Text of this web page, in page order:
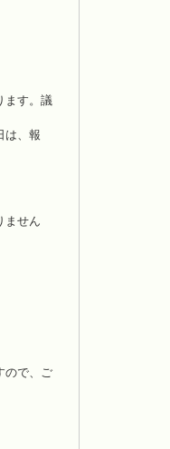
ます。議
は、報
ません
ので、ご